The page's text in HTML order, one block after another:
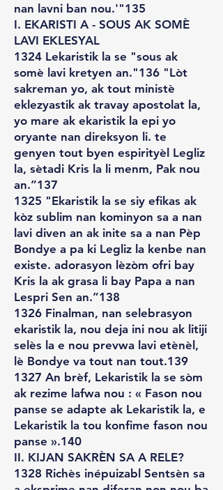
nan lavni ban nou.'"135
I. EKARISTI A - SOUS AK SOMÈ
LAVI EKLESYAL
1324 Lekaristik la se "sous ak
somè lavi kretyen an."136 "Lòt
sakreman yo, ak tout ministè
eklezyastik ak travay apostolat la,
yo mare ak ekaristik la epi yo
oryante nan direksyon li. te
genyen tout byen espirityèl Legliz
la, sètadi Kris la li menm, Pak nou
an.”137
1325 "Ekaristik la se siy efikas ak
kòz sublim nan kominyon sa a nan
lavi diven an ak inite sa a nan Pèp
Bondye a pa ki Legliz la kenbe nan
existe. adorasyon lèzòm ofri bay
Kris la ak grasa li bay Papa a nan
Lespri Sen an.”138
1326 Finalman, nan selebrasyon
ekaristik la, nou deja ini nou ak litiji
selès la e nou prevwa lavi etènèl,
lè Bondye va tout nan tout.139
1327 An brèf, Lekaristik la se sòm
ak rezime lafwa nou : « Fason nou
panse se adapte ak Lekaristik la, e
Lekaristik la tou konfime fason nou
panse ».140
II. KIJAN SAKRÈN SA A RELE?
1328 Richès inépuizabl Sentsèn sa